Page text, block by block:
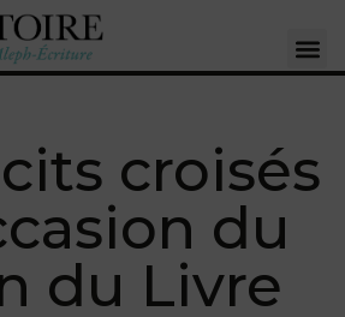
croisés
du
du Livre